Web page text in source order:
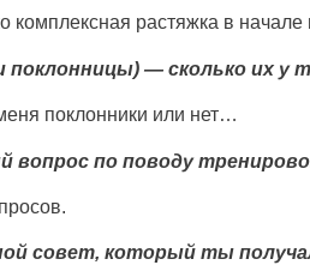
комплексная растяжка в
поклонницы) — сколько их у
поклонники или нет…
по поводу
совет, который ты